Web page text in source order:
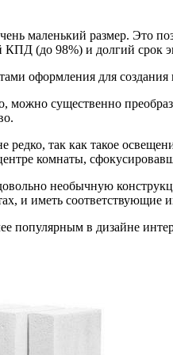
маленький размер. Это
(до 98%) и долгий срок
оформления для создания
можно существенно
так как такое
комнаты,
необычную
и иметь соответствующие
популярным в дизайне